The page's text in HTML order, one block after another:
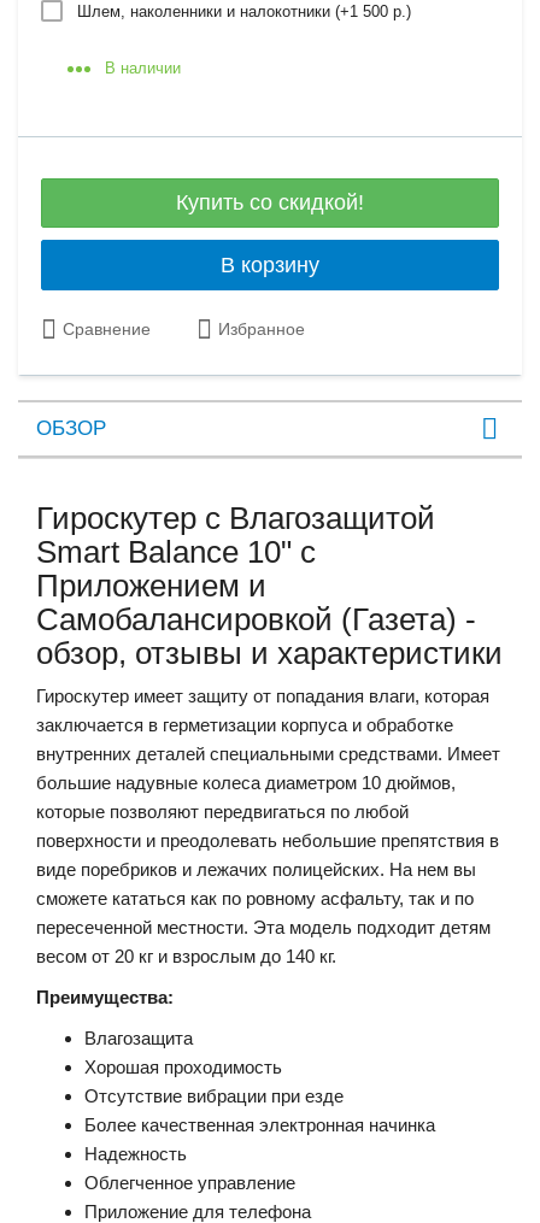
Шлем, наколенники и налокотники (+1 500 р.)
В наличии
Купить со скидкой!
В корзину
Сравнение Избранное
ОБЗОР
Гироскутер с Влагозащитой
Smart Balance 10" c
Приложением и
Самобалансировкой (Газета) -
обзор, отзывы и характеристики
Гироскутер имеет защиту от попадания влаги, которая
заключается в герметизации корпуса и обработке
внутренних деталей специальными средствами. Имеет
большие надувные колеса диаметром 10 дюймов,
которые позволяют передвигаться по любой
поверхности и преодолевать небольшие препятствия в
виде поребриков и лежачих полицейских. На нем вы
сможете кататься как по ровному асфальту, так и по
пересеченной местности. Эта модель подходит детям
весом от 20 кг и взрослым до 140 кг.
Преимущества:
Влагозащита
Хорошая проходимость
Отсутствие вибрации при езде
Более качественная электронная начинка
Надежность
Облегченное управление
Приложение для телефона